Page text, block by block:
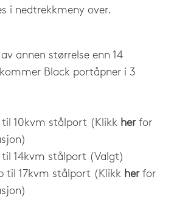
i nedtrekkmeny over.
annen størrelse enn 14
Black portåpner i 3
til 10kvm stålport (Klikk her for
14kvm stålport (Valgt)
til 17kvm stålport (Klikk her for